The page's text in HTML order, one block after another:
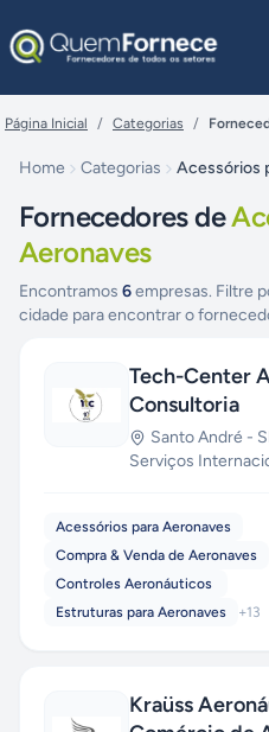
Página Inicial / Categorias /
Home Categorias Acessórios
Fornecedores de
Aeronaves
Encontramos 6empresas. Filtre
cidade para encontrar o
Tech-Center
Consultoria
Santo André -
Serviços
Acessórios para Aeronaves
Compra & Venda de Aeronaves
Controles Aeronáuticos
Estruturas para Aeronaves
+13
Kraüss